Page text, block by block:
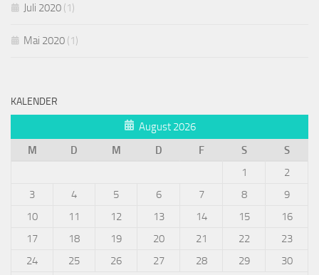
Juli 2020 (1)
Mai 2020 (1)
KALENDER
August 2026
M
D M D F S
S
1
2
3
4 5 6 7 8
9
10
11 12 13 14 15
16
17
18 19 20 21 22
23
24
25 26 27 28 29
30